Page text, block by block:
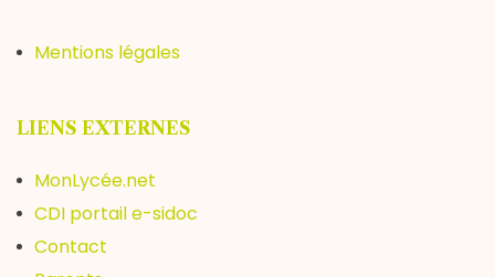
Mentions légales
LIENS EXTERNES
MonLycée.net
CDI portail e-sidoc
Contact